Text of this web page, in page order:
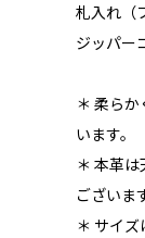
札入れ（
ジッパー
＊ 柔ら
います。
＊ 本革
ございま
＊ サイズ